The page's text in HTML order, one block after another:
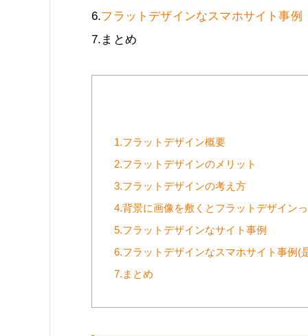
6.フラットデザインなスマホサイト事例
7.まとめ
1.フラットデザイン概要
2.フラットデザインのメリット
3.フラットデザインの考え方
4.背景に画像を敷くとフラットデザイン
5.フラットデザインなサイト事例
6.フラットデザインなスマホサイト事例(
7.まとめ